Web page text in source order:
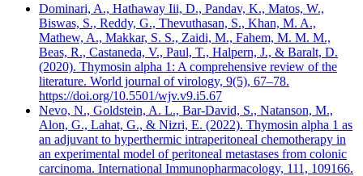
Dominari, A., Hathaway Iii, D., Pandav, K., Matos, W.,
Biswas, S., Reddy, G., Thevuthasan, S., Khan, M. A.,
Mathew, A., Makkar, S. S., Zaidi, M., Fahem, M. M. M.,
Beas, R., Castaneda, V., Paul, T., Halpern, J., & Baralt, D.
(2020). Thymosin alpha 1: A comprehensive review of the
literature. World journal of virology, 9(5), 67–78.
https://doi.org/10.5501/wjv.v9.i5.67
Nevo, N., Goldstein, A. L., Bar-David, S., Natanson, M.,
Alon, G., Lahat, G., & Nizri, E. (2022). Thymosin alpha 1 as
an adjuvant to hyperthermic intraperitoneal chemotherapy in
an experimental model of peritoneal metastases from colonic
carcinoma. International Immunopharmacology, 111, 109166.